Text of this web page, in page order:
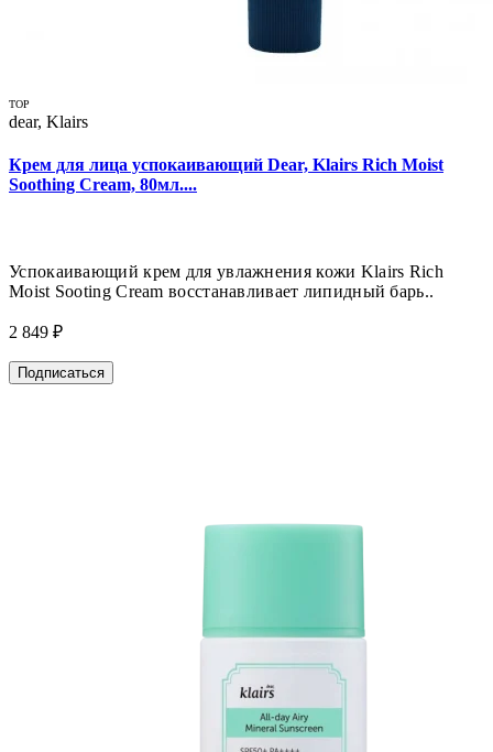
TOP
dear, Klairs
Крем для лица успокаивающий Dear, Klairs Rich Moist
Soothing Cream, 80мл....
Успокаивающий крем для увлажнения кожи Klairs Rich
Moist Sooting Cream восстанавливает липидный барь..
2 849 ₽
Подписаться